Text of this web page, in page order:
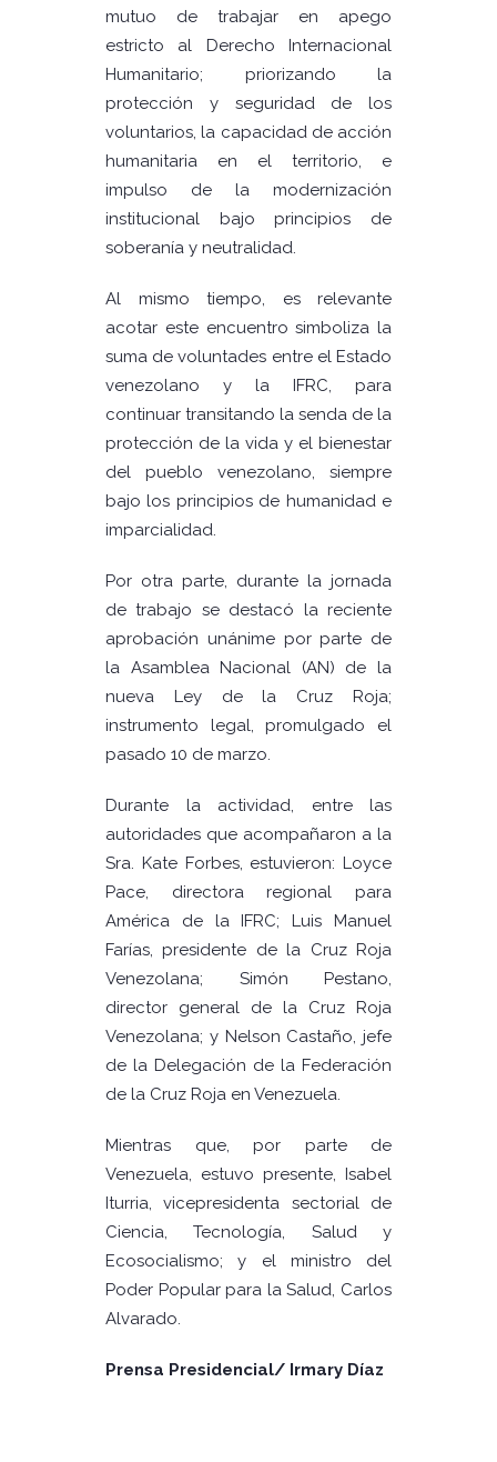
mutuo de trabajar en apego
estricto al Derecho Internacional
Humanitario; priorizando la
protección y seguridad de los
voluntarios, la capacidad de acción
humanitaria en el territorio, e
impulso de la modernización
institucional bajo principios de
soberanía y neutralidad.
Al mismo tiempo, es relevante
acotar este encuentro simboliza la
suma de voluntades entre el Estado
venezolano y la IFRC, para
continuar transitando la senda de la
protección de la vida y el bienestar
del pueblo venezolano, siempre
bajo los principios de humanidad e
imparcialidad.
Por otra parte, durante la jornada
de trabajo se destacó la reciente
aprobación unánime por parte de
la Asamblea Nacional (AN) de la
nueva Ley de la Cruz Roja;
instrumento legal, promulgado el
pasado 10 de marzo.
Durante la actividad, entre las
autoridades que acompañaron a la
Sra. Kate Forbes, estuvieron: Loyce
Pace, directora regional para
América de la IFRC; Luis Manuel
Farías, presidente de la Cruz Roja
Venezolana; Simón Pestano,
director general de la Cruz Roja
Venezolana; y Nelson Castaño, jefe
de la Delegación de la Federación
de la Cruz Roja en Venezuela.
Mientras que, por parte de
Venezuela, estuvo presente, Isabel
Iturria, vicepresidenta sectorial de
Ciencia, Tecnología, Salud y
Ecosocialismo; y el ministro del
Poder Popular para la Salud, Carlos
Alvarado.
Prensa Presidencial/ Irmary Díaz